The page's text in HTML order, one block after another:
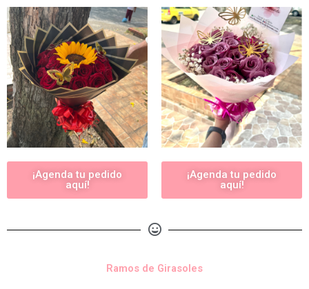
¡Agenda tu pedido
aquí!
¡Agenda tu pedido
aquí!
Ramos de Girasoles